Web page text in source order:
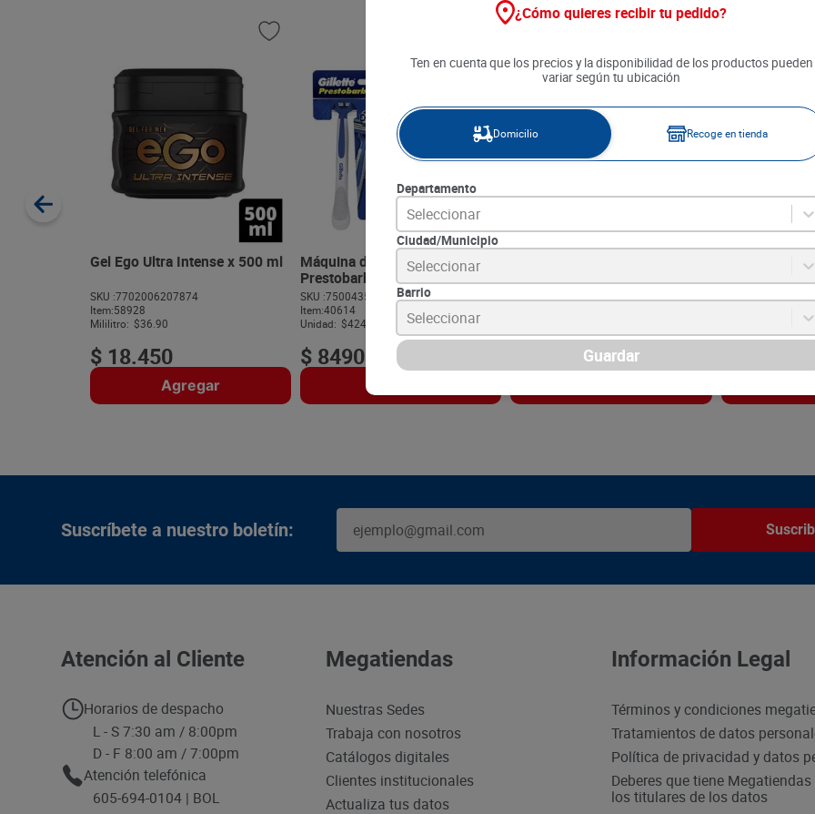
Gel Ego Ultra Intense x 500 ml
SKU :7702006207874
Item:58928
Mililitro: $36.90
$ 18.450
Agregar
Máquina de Afeitar Gillette
Prestobarba Ultragrip 3 x 2
unds
SKU :7500435011297
Item:40614
Unidad: $4245.00
$ 8490 290
Espuma de
Carbon
Suscríbete a nuestro boletín:
Atención al Cliente
Horarios de despacho
L - S 7:30 am / 8:00pm
D - F 8:00 am / 7:00pm
Atención telefónica
605-694-0104 | BOL
Megatiendas
Nuestras Sedes
Trabaja con nosotros
Catálogos digitales
Clientes institucionales
Actualiza tus datos
Información Legal
Términos y condiciones
Tratamientos de datos
Política de privacidad y datos
Deberes que tiene
los titulares de los datos
¿Cómo quieres recibir tu pedido?
Ten en cuenta que los precios y la disponibilidad de los productos pueden
variar según tu ubicación
Domicilio Recoge en tienda
Departamento
Seleccionar
Ciudad/Municipio
Seleccionar
Barrio
Seleccionar
Guardar